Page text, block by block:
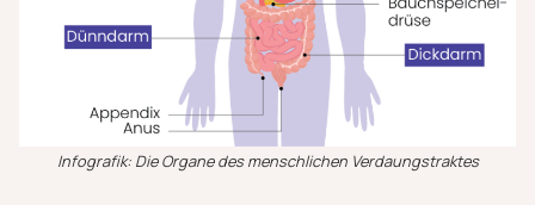
Infografik: Die Organe des menschlichen Verdaungstraktes